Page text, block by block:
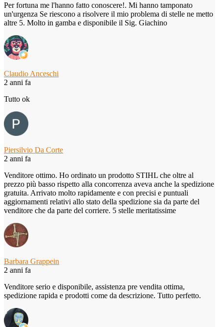
Per fortuna me l'hanno fatto conoscere!. Mi hanno tamponato
un'urgenza Se riescono a risolvere il mio problema di stelle ne metto
altre 5. Molto in gamba e disponibile il Sig. Giachino
Claudio Anceschi
2 anni fa
Tutto ok
Piersilvio Da Corte
2 anni fa
Venditore ottimo. Ho ordinato un prodotto STIHL che oltre al
prezzo più basso rispetto alla concorrenza aveva anche la spedizione
gratuita. Arrivato molto rapidamente e con precisi e puntuali
aggiornamenti relativi allo stato della spedizione sia da parte del
venditore che da parte del corriere. 5 stelle meritatissime
Barbara Grappein
2 anni fa
Venditore serio e disponibile, assistenza pre vendita ottima,
spedizione rapida e prodotti come da descrizione. Tutto perfetto.